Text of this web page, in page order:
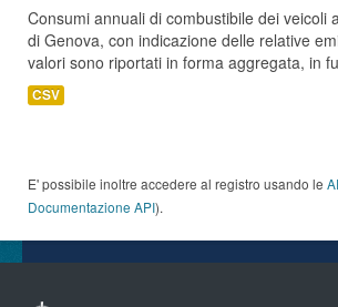
Consumi annuali di combustibile dei veicoli
di Genova, con indicazione delle relative
valori sono riportati in forma aggregata, in
CSV
E' possibile inoltre accedere al registro usando le
Documentazione API).